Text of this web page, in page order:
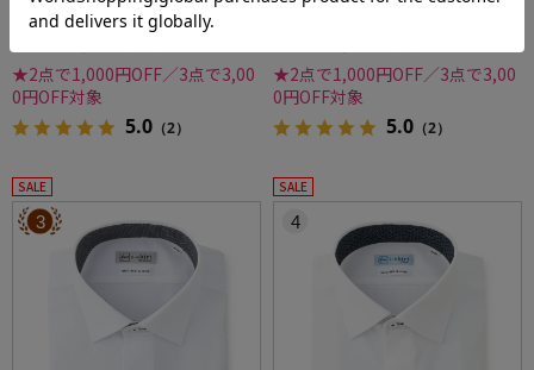
効果吸汗速乾ワイシャツ春夏
30%off
★2点で1,000円OFF／3点で3,00
0円OFF対象
5.0 （2）
★2点で1,000円OFF／3点で3,00
0円OFF対象
5.0 （2）
SALE
3
SALE
4